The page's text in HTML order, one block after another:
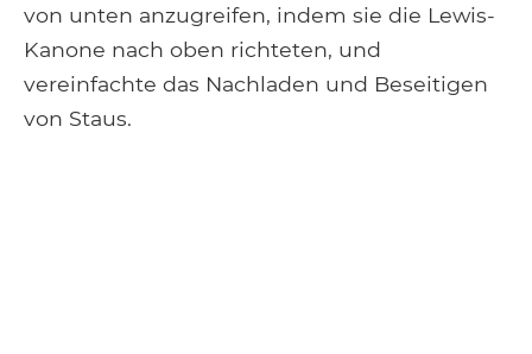
von unten anzugreifen, indem sie die Lewis-
Kanone nach oben richteten, und
vereinfachte das Nachladen und Beseitigen
von Staus.